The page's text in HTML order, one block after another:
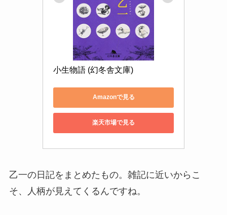
小生物語 (幻冬舎文庫)
Amazonで見る
楽天市場で見る
乙一の日記をまとめたもの。雑記に近いからこ
そ、人柄が見えてくるんですね。